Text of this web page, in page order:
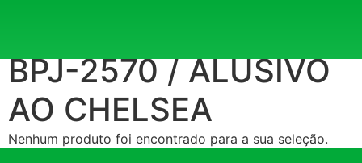
BPJ-2570 / ALUSIVO
AO CHELSEA
Nenhum produto foi encontrado para a sua seleção.